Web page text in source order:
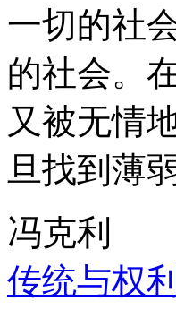
一切的社
的社会。
又被无情
旦找到薄
冯克利
传统与权利